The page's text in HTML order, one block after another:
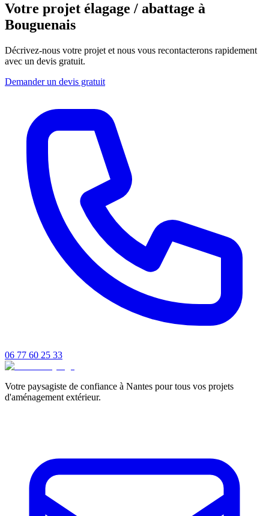
Votre projet élagage / abattage à
Bouguenais
Décrivez-nous votre projet et nous vous recontacterons rapidement
avec un devis gratuit.
Demander un devis gratuit
06 77 60 25 33
Votre paysagiste de confiance à Nantes pour tous vos projets
d'aménagement extérieur.